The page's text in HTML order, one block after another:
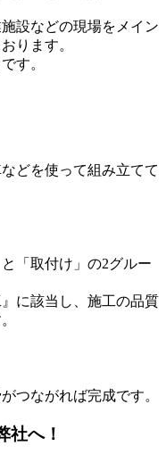
設などの現場をメイン
ります。
す。
どを使って組み立てて
「取付け」の2グルー
に該当し、施工の品質
つながれば完成です。
社へ！